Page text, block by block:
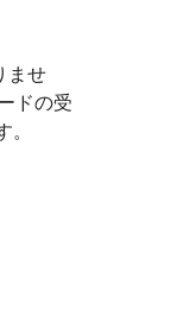
ませ
ドの受